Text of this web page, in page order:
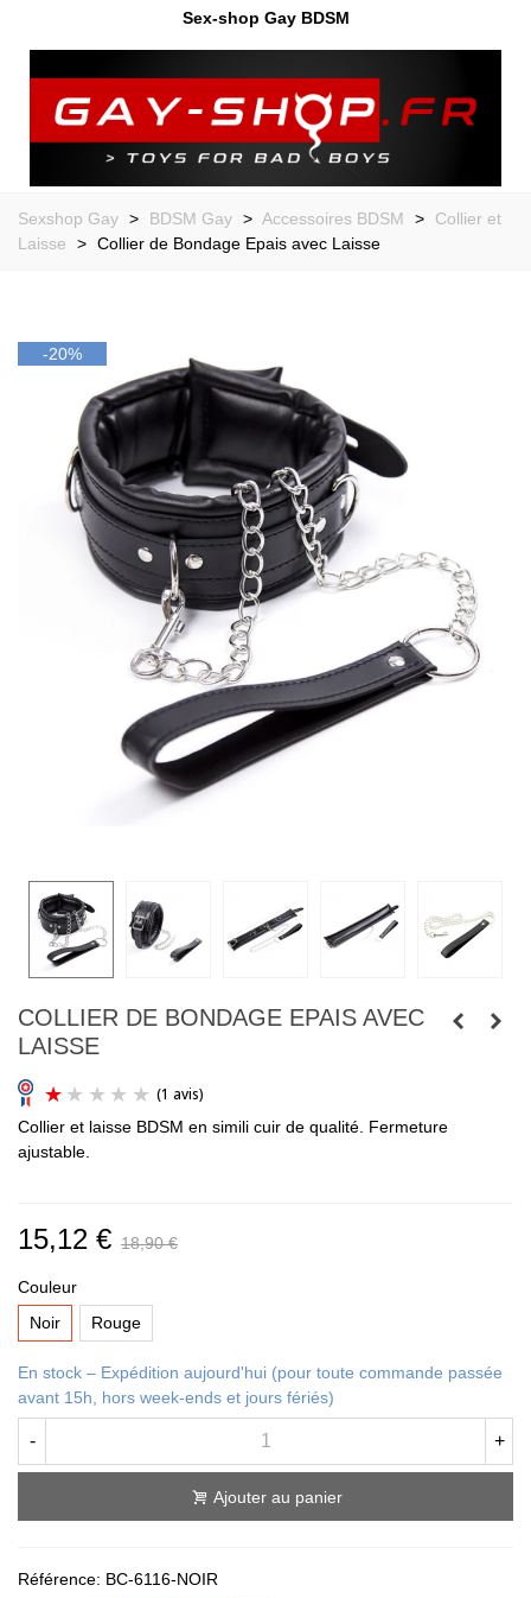
Sex-shop Gay BDSM
Sexshop Gay > BDSM Gay > Accessoires BDSM >
Collier et
Laisse
> Collier de Bondage Epais avec Laisse
-20%
COLLIER DE BONDAGE EPAIS AVEC
LAISSE
Collier et laisse BDSM en simili cuir de qualité. Fermeture
ajustable.
15,12 € 18,90 €
Couleur
Noir
Rouge
En stock – Expédition aujourd'hui (pour toute commande passée
avant 15h, hors week-ends et jours fériés)
- +
Ajouter au panier
Référence: BC-6116-NOIR